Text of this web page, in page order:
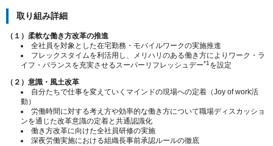
取り組み詳細
（１）柔軟な働き方改革の推進
全社員を対象とした在宅勤務・モバイルワークの実施推進
フレックスタイムを利活用し、メリハリのある働き方によりワーク・ラ
イフ・バランスを充実させるスーパーリフレッシュデー*1 を設定
（２）意識・風土改革
自分たちで仕事を変えていくマインドの現場への定着（Joy of work活
動）
労働時間に対する考え方や効率的な働き方について職場ディスカッショ
ンを通じた改革意識の定着と共通認識化
働き方改革に向けた全社員研修の実施
深夜労働実施における組織長事前承認ルールの徹底